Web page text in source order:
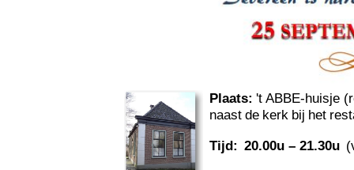
Plaats: 't ABBE-huisje
naast de kerk bij het
Tijd: 20.00u – 21.30u